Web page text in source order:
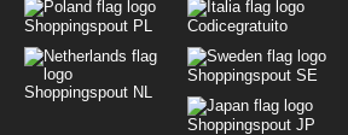
Shoppingspout PL Codicegratuito
Shoppingspout NL
Shoppingspout SE
Shoppingspout JP